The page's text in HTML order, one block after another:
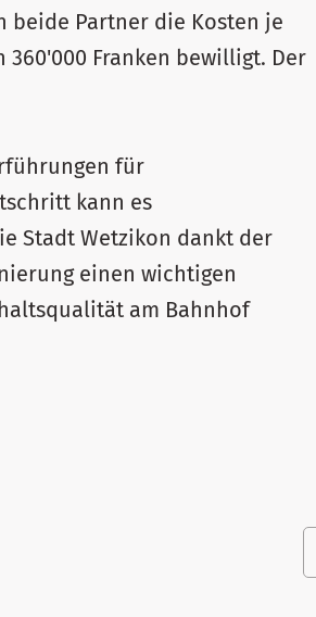
beide Partner die Kosten je
Franken bewilligt. Der
für
kann es
Stadt Wetzikon dankt der
einen wichtigen
am Bahnhof